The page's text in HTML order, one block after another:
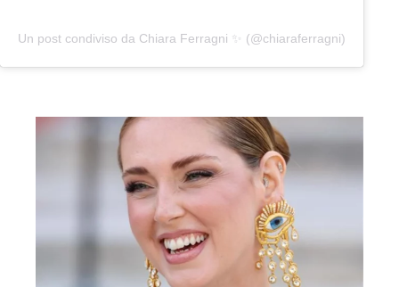
Un post condiviso da Chiara Ferragni ✨ (@chiaraferragni)